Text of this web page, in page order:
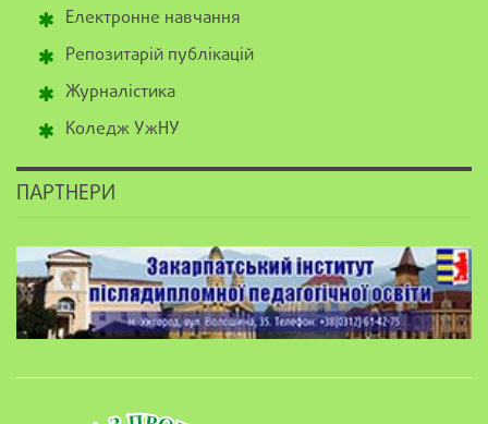
Електронне навчання
Репозитарій публікацій
Журналістика
Коледж УжНУ
ПАРТНЕРИ